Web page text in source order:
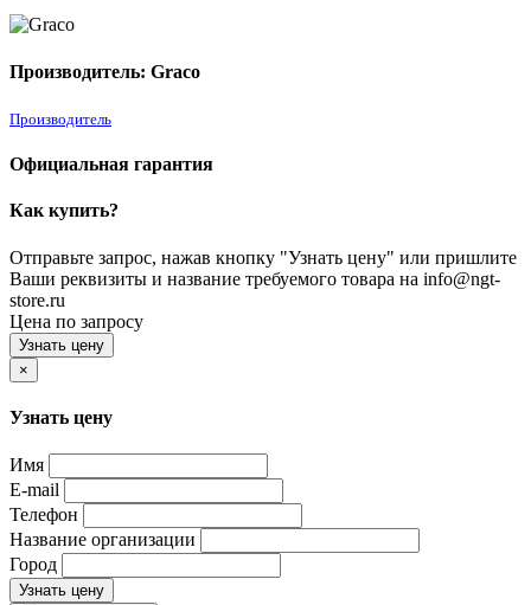
Производитель: Graco
Производитель
Официальная гарантия
Как купить?
Отправьте запрос, нажав кнопку "Узнать цену" или пришлите
Ваши реквизиты и название требуемого товара на info@ngt-
store.ru
Цена по запросу
Узнать цену
×
Узнать цену
Имя
E-mail
Телефон
Название организации
Город
Узнать цену